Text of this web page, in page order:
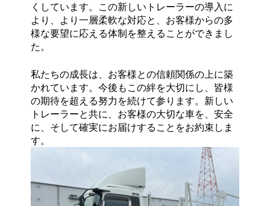
くしています。この新しいトレーラーの導入に
より、より一層柔軟な対応と、お客様からの多
様な要望に応える体制を整えることができまし
た。
私たちの成長は、お客様との信頼関係の上に築
かれています。今後もこの絆を大切にし、皆様
の期待を超える努力を続けて参ります。新しい
トレーラーと共に、お客様の大切な車を、安全
に、そして確実にお届けすることをお約束しま
す。